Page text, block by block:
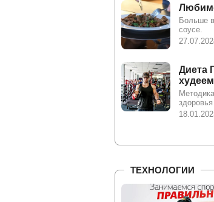
Больше
соусе.
Диета
ТЕХНОЛОГИИ